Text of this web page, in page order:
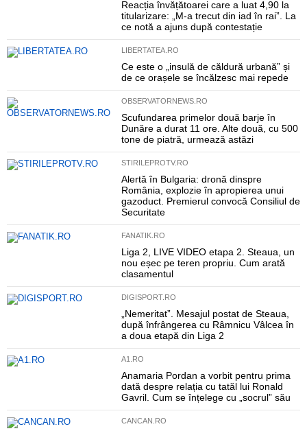
Reacția învățătoarei care a luat 4,90 la
titularizare: „M-a trecut din iad în rai”. La
ce notă a ajuns după contestație
LIBERTATEA.RO
Ce este o „insulă de căldură urbană” și
de ce orașele se încălzesc mai repede
OBSERVATORNEWS.RO
Scufundarea primelor două barje în
Dunăre a durat 11 ore. Alte două, cu 500
tone de piatră, urmează astăzi
STIRILEPROTV.RO
Alertă în Bulgaria: dronă dinspre
România, explozie în apropierea unui
gazoduct. Premierul convocă Consiliul de
Securitate
FANATIK.RO
Liga 2, LIVE VIDEO etapa 2. Steaua, un
nou eșec pe teren propriu. Cum arată
clasamentul
DIGISPORT.RO
„Nemeritat”. Mesajul postat de Steaua,
după înfrângerea cu Râmnicu Vâlcea în
a doua etapă din Liga 2
A1.RO
Anamaria Pordan a vorbit pentru prima
dată despre relația cu tatăl lui Ronald
Gavril. Cum se înțelege cu „socrul” său
CANCAN.RO